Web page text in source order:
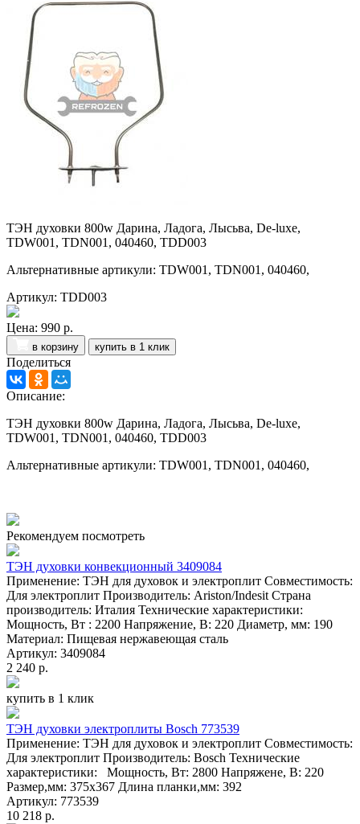
ТЭН духовки 800w Дарина, Ладога, Лысьва, De-luxe,
TDW001, TDN001, 040460, TDD003
Альтернативные артикули: TDW001, TDN001, 040460,
Артикул: TDD003
Цена: 990 р.
в корзину купить в 1 клик
Поделиться
Описание:
ТЭН духовки 800w Дарина, Ладога, Лысьва, De-luxe,
TDW001, TDN001, 040460, TDD003
Альтернативные артикули: TDW001, TDN001, 040460,
Рекомендуем посмотреть
ТЭН духовки конвекционный 3409084
Применение: ТЭН для духовок и электроплит Совместимость:
Для электроплит Производитель: Ariston/Indesit Страна
производитель: Италия Технические характеристики:
Мощность, Вт : 2200 Напряжение, В: 220 Диаметр, мм: 190
Материал: Пищевая нержавеющая сталь
Артикул: 3409084
2 240 р.
купить в 1 клик
ТЭН духовки электроплиты Bosch 773539
Применение: ТЭН для духовок и электроплит Совместимость:
Для электроплит Производитель: Bosch Технические
характеристики: Мощность, Вт: 2800 Напряжене, В: 220
Размер,мм: 375x367 Длина планки,мм: 392
Артикул: 773539
10 218 р.